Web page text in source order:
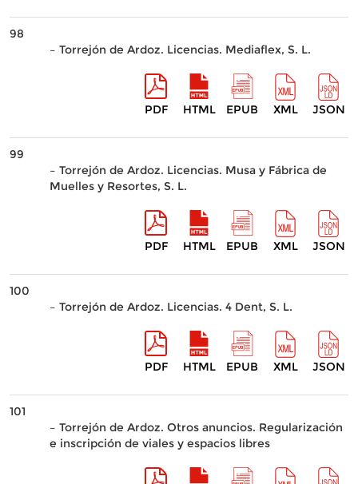
98
– Torrejón de Ardoz. Licencias. Mediaflex, S. L.
PDF HTML EPUB XML JSON
99
– Torrejón de Ardoz. Licencias. Musa y Fábrica de
Muelles y Resortes, S. L.
PDF HTML EPUB XML JSON
100
– Torrejón de Ardoz. Licencias. 4 Dent, S. L.
PDF HTML EPUB XML JSON
101
– Torrejón de Ardoz. Otros anuncios. Regularización
e inscripción de viales y espacios libres